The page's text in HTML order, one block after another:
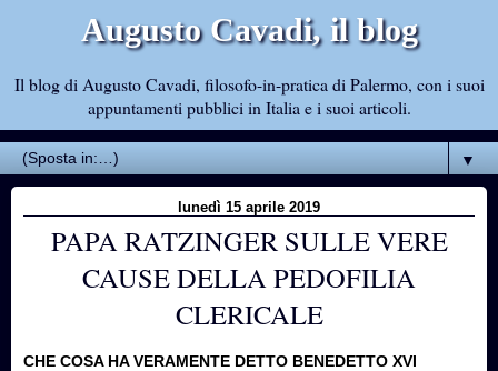
Augusto Cavadi, il blog
Il blog di Augusto Cavadi, filosofo-in-pratica di Palermo, con i suoi
appuntamenti pubblici in Italia e i suoi articoli.
▼
lunedì 15 aprile 2019
PAPA RATZINGER SULLE VERE
CAUSE DELLA PEDOFILIA
CLERICALE
CHE COSA HA VERAMENTE DETTO BENEDETTO XVI